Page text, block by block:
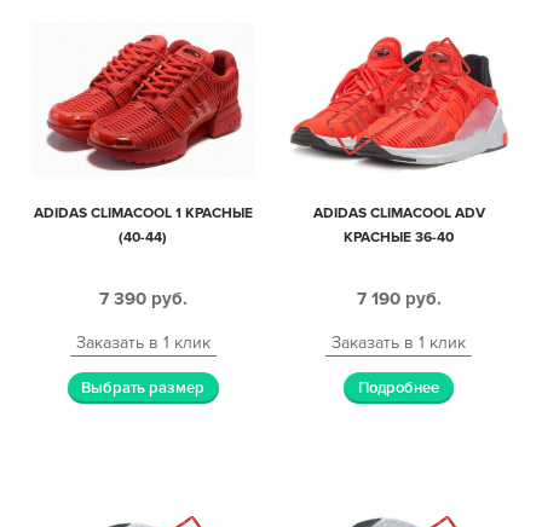
ADIDAS CLIMACOOL 1 КРАСНЫЕ
(40-44)
7 390 руб.
Заказать в 1 клик
Выбрать размер
ADIDAS CLIMACOOL ADV
КРАСНЫЕ 36-40
7 190 руб.
Заказать в 1 клик
Подробнее